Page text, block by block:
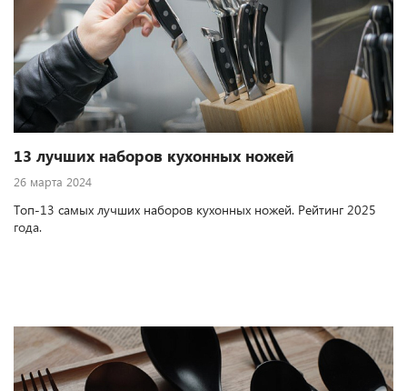
13 лучших наборов кухонных ножей
26 марта 2024
Топ-13 самых лучших наборов кухонных ножей. Рейтинг 2025
года.